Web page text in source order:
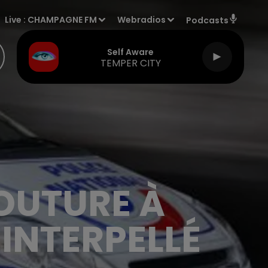
Live : CHAMPAGNE FM Webradios Podcasts
Self Aware
TEMPER CITY
À